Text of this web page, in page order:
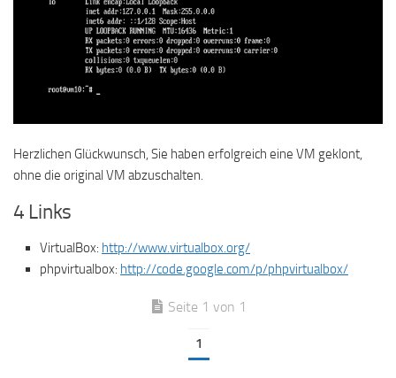
Herzlichen Glückwunsch, Sie haben erfolgreich eine VM geklont,
ohne die original VM abzuschalten.
4 Links
VirtualBox: http://www.virtualbox.org/
phpvirtualbox: http://code.google.com/p/phpvirtualbox/
Seite 1 von 1
1